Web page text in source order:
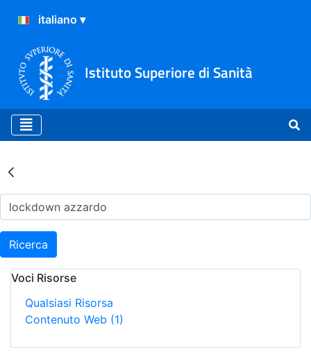
Istituto Superiore di Sanità
Risultati della Ricerca -
Ricerca
Voci Risorse
Qualsiasi Risorsa
Contenuto Web (1)